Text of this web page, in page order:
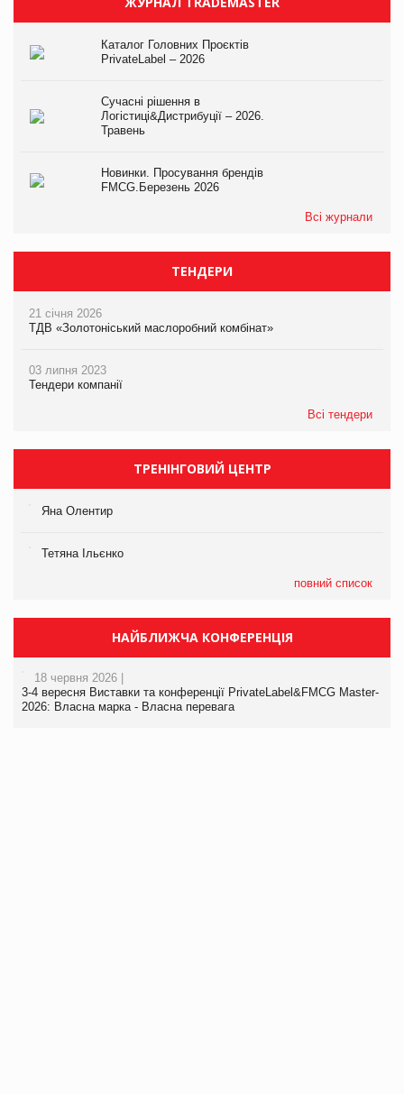
Каталог Головних Проєктів
PrivateLabel – 2026
Сучасні рішення в
Логістиці&Дистрибуції – 2026.
Травень
Новинки. Просування брендів
FMCG.Березень 2026
Всі журнали
ТЕНДЕРИ
21 січня 2026
ТДВ «Золотоніський маслоробний комбінат»
03 липня 2023
Тендери компанії
Всі тендери
ТРЕНІНГОВИЙ ЦЕНТР
Яна Олентир
Тетяна Ільєнко
повний список
НАЙБЛИЖЧА КОНФЕРЕНЦІЯ
18 червня 2026 |
3-4 вересня Виставки та конференції PrivateLabel&FMCG Master-
2026: Власна марка - Власна перевага